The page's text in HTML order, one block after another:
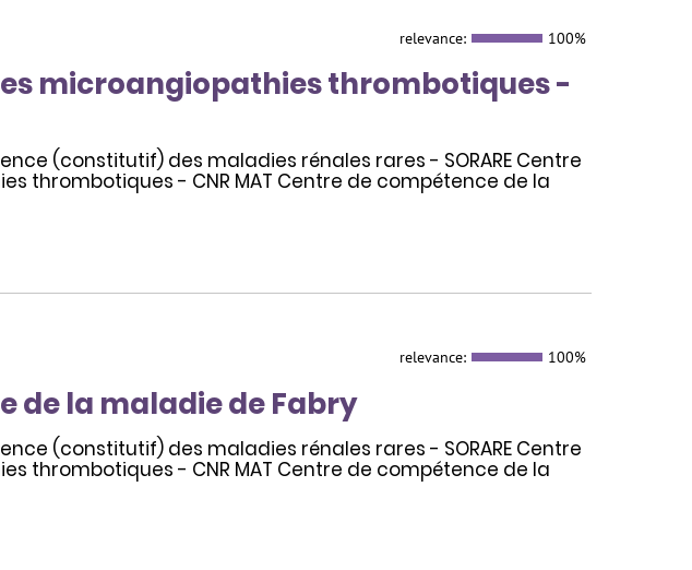
relevance: 100%
microangiopathies thrombotiques -
(constitutif) des maladies rénales rares - SORARE Centre
thrombotiques - CNR MAT Centre de compétence de la
relevance: 100%
de la maladie de Fabry
(constitutif) des maladies rénales rares - SORARE Centre
thrombotiques - CNR MAT Centre de compétence de la